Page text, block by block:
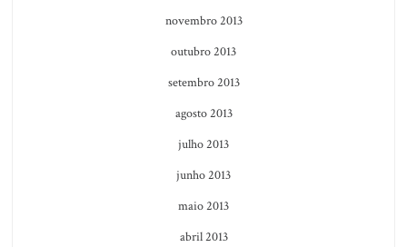
novembro 2013
outubro 2013
setembro 2013
agosto 2013
julho 2013
junho 2013
maio 2013
abril 2013